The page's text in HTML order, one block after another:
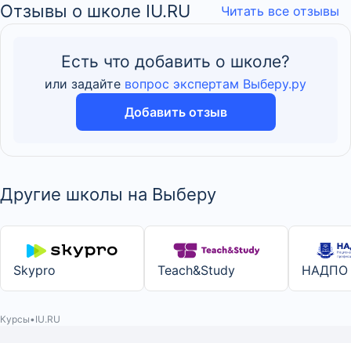
Отзывы о школе IU.RU Читать все отзывы
Есть что добавить о школе?
или задайте вопрос экспертам Выберу.ру
Добавить отзыв
Другие школы на Выберу
Skypro Teach&Study НАДПО
Курсы IU.RU